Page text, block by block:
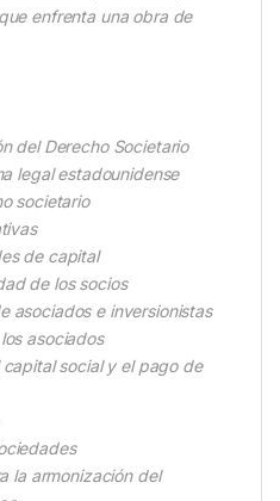
enfrenta una obra de
del Derecho Societario
legal estadounidense
societario
de capital
de los socios
asociados e inversionistas
asociados
social y el pago de
la armonización del